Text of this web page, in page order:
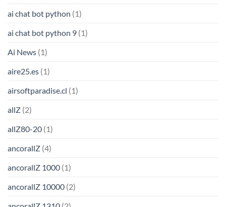
ai chat bot python (1)
ai chat bot python 9 (1)
Ai News (1)
aire25.es (1)
airsoftparadise.cl (1)
allZ (2)
allZ80-20 (1)
ancorallZ (4)
ancorallZ 1000 (1)
ancorallZ 10000 (2)